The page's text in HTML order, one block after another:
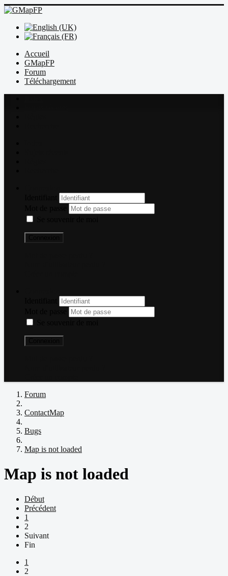
Accueil
GMapFP
Forum
Téléchargement
Forum
ContactMap
Bugs
Map is not loaded
Map is not loaded
Début
Précédent
1
2
Suivant
Fin
1
2